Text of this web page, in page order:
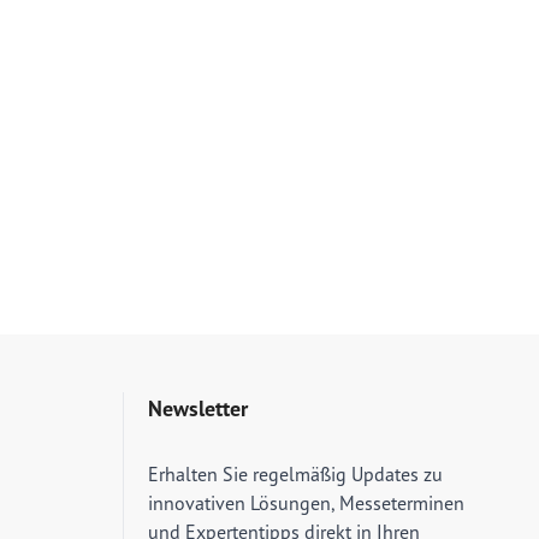
Newsletter
Erhalten Sie regelmäßig Updates zu
innovativen Lösungen, Messeterminen
und Expertentipps direkt in Ihren
E-Mail Adresse